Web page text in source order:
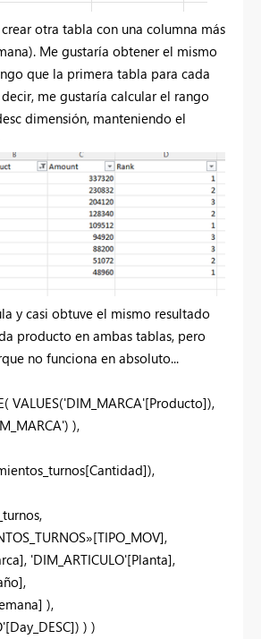
otra tabla con una columna más
Me gustaría obtener el mismo
que la primera tabla para cada
me gustaría calcular el rango
dimensión, manteniendo el
y casi obtuve el mismo resultado
producto en ambas tablas, pero
no funciona en absoluto...
VALUES('DIM_MARCA'[Producto]),
),
'DIM_ARTICULO'[Planta],
),
) )